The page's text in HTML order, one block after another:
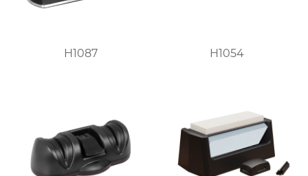
H1087 H1054